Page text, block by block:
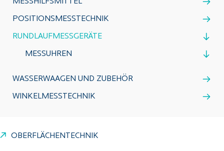
POSITIONSMESSTECHNIK
RUNDLAUFMESSGERÄTE
MESSUHREN
WASSERWAAGEN UND ZUBEHÖR
WINKELMESSTECHNIK
OBERFLÄCHENTECHNIK